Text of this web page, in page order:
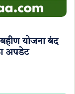
योजना बंद
अपडेट